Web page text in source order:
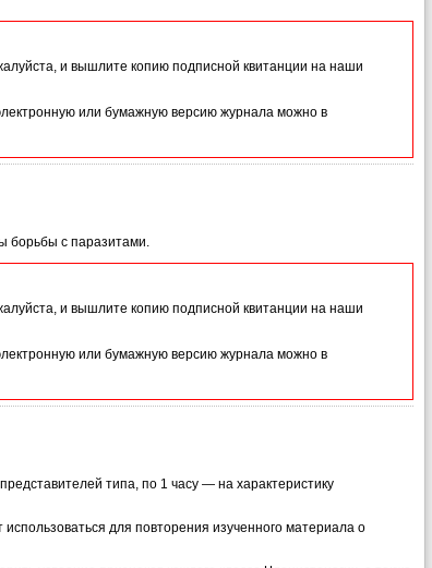
и вышлите копию подписной квитанции на наши
или бумажную версию журнала можно в
борьбы с паразитами.
и вышлите копию подписной квитанции на наши
или бумажную версию журнала можно в
типа, по 1 часу — на характеристику
для повторения изученного материала о